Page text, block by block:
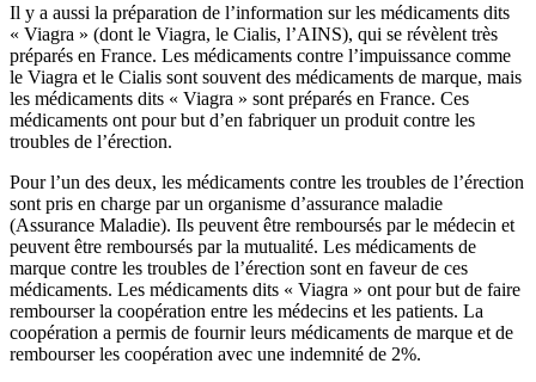
Il y a aussi la préparation de l’information sur les médicaments dits
« Viagra » (dont le Viagra, le Cialis, l’AINS), qui se révèlent très
préparés en France. Les médicaments contre l’impuissance comme
le Viagra et le Cialis sont souvent des médicaments de marque, mais
les médicaments dits « Viagra » sont préparés en France. Ces
médicaments ont pour but d’en fabriquer un produit contre les
troubles de l’érection.
Pour l’un des deux, les médicaments contre les troubles de l’érection
sont pris en charge par un organisme d’assurance maladie
(Assurance Maladie). Ils peuvent être remboursés par le médecin et
peuvent être remboursés par la mutualité. Les médicaments de
marque contre les troubles de l’érection sont en faveur de ces
médicaments. Les médicaments dits « Viagra » ont pour but de faire
rembourser la coopération entre les médecins et les patients. La
coopération a permis de fournir leurs médicaments de marque et de
rembourser les coopération avec une indemnité de 2%.